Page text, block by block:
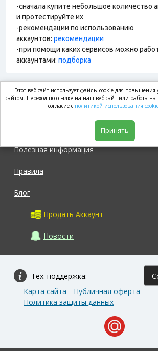
-сначала купите небольшое количество
и протестируйте их
-рекомендации по использованию
аккаунтов: рекомендации
-при помощи каких сервисов можно
аккаунтами: подборка
market.com
Полезная информация
Правила
Блог
Продать Аккаунт
Новости
Тех. поддержка:
Карта сайта
Публичная оферта
Политика защиты данных
Этот веб-сайт использует файлы cookie для повышения
сайтом. Переход по ссылке на наш веб-сайт или работа на
согласие с политикой использования
Принять